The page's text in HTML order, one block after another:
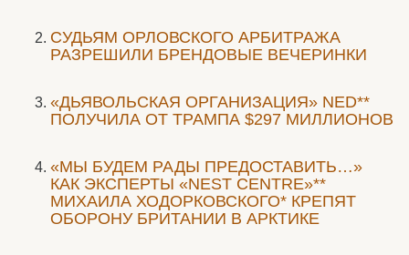
CУДЬЯМ ОРЛОВСКОГО АРБИТРАЖА
РАЗРЕШИЛИ БРЕНДОВЫЕ ВЕЧЕРИНКИ
«ДЬЯВОЛЬСКАЯ ОРГАНИЗАЦИЯ» NED**
ПОЛУЧИЛА ОТ ТРАМПА $297 МИЛЛИОНОВ
«МЫ БУДЕМ РАДЫ ПРЕДОСТАВИТЬ…»
КАК ЭКСПЕРТЫ «NEST CENTRE»**
МИХАИЛА ХОДОРКОВСКОГО* КРЕПЯТ
ОБОРОНУ БРИТАНИИ В АРКТИКЕ